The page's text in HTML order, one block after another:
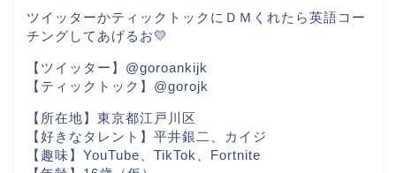
ツイッターかティックトックにＤＭくれたら英語コー
チングしてあげるお💛
【ツイッター】@goroankijk
【ティックトック】@gorojk
【所在地】東京都江戸川区
【好きなタレント】平井銀二、カイジ
【趣味】YouTube、TikTok、Fortnite